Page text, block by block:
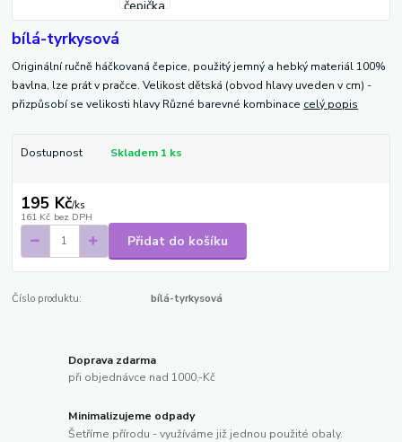
bílá-tyrkysová
Originální ručně háčkovaná čepice, použitý jemný a hebký materiál 100%
bavlna, lze prát v pračce. Velikost dětská (obvod hlavy uveden v cm) -
přizpůsobí se velikosti hlavy Různé barevné kombinace celý popis
Dostupnost Skladem 1 ks
195 Kč/ks
161 Kč bez DPH
Přidat do košíku
Číslo produktu: bílá-tyrkysová
Doprava zdarma
při objednávce nad 1000,-Kč
Minimalizujeme odpady
Šetříme přírodu - využíváme již jednou použité obaly.